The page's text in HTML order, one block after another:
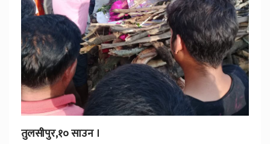
तुलसीपुर,१० साउन ।